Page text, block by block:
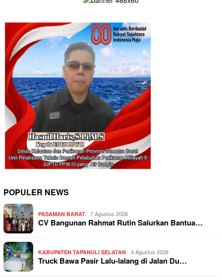
POPULER NEWS
PASAMAN BARAT 7 Agustus 2026
CV Bangunan Rahmat Rutin Salurkan Bantua…
KABUPATEN TAPANULI SELATAN 4 Agustus 2026
Truck Bawa Pasir Lalu-lalang di Jalan Du…